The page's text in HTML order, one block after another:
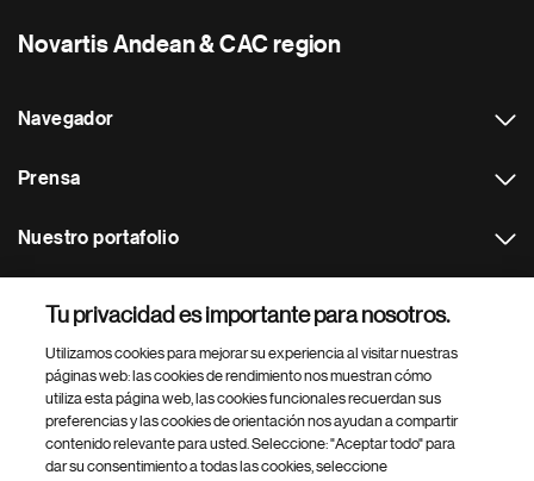
Novartis Andean & CAC region
Navegador
Prensa
Nuestro portafolio
Footer Site Search
Tu privacidad es importante para nosotros.
Utilizamos cookies para mejorar su experiencia al visitar nuestras
páginas web: las cookies de rendimiento nos muestran cómo
utiliza esta página web, las cookies funcionales recuerdan sus
preferencias y las cookies de orientación nos ayudan a compartir
contenido relevante para usted. Seleccione: "Aceptar todo" para
dar su consentimiento a todas las cookies, seleccione